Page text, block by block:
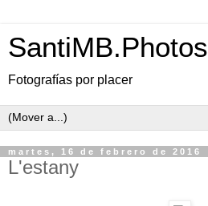
SantiMB.Photos
Fotografías por placer
martes, 16 de febrero de 2016
L'estany